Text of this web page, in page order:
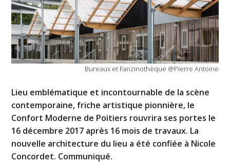
Bureaux et Fanzinothèque @Pierre Antoine
Lieu emblématique et incontournable de la scène
contemporaine, friche artistique pionnière, le
Confort Moderne de Poitiers rouvrira ses portes le
16 décembre 2017 après 16 mois de travaux. La
nouvelle architecture du lieu a été confiée à Nicole
Concordet. Communiqué.